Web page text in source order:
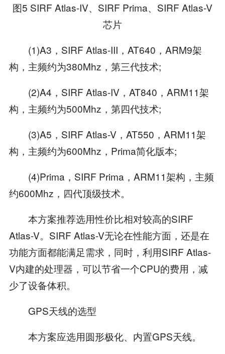
图5 SIRF Atlas-IV、SIRF Prima、SIRF Atlas-V
芯片
(1)A3，SIRF Atlas-III，AT640，ARM9架
构，主频约为380Mhz，第三代技术;
(2)A4，SIRF Atlas-IV，AT840，ARM11架
构，主频约为500Mhz，第四代技术;
(3)A5，SIRF Atlas-V，AT550，ARM11架
构，主频约为600Mhz，Prima简化版本;
(4)Prima，SIRF Prima，ARM11架构，主频
约600Mhz，四代顶级技术。
本方案推荐选用性价比相对较高的SIRF
Atlas-V。SIRF Atlas-V无论在性能方面，还是在
功能方面都能满足需求，同时，利用SIRF Atlas-
V内建的处理器，可以节省一个CPU的费用，减
少了设备体积。
GPS天线的选型
本方案应选用圆形极化、内置GPS天线。